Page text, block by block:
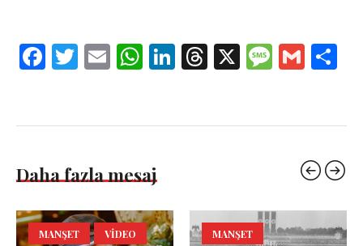
FacebookTwitterEmail WhatsAppLinkedInThreads
X Message
Gmail
Daha fazla mesaj
MANŞET VIDEO MANŞET